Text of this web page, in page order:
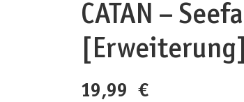
CATAN –
19,99 €